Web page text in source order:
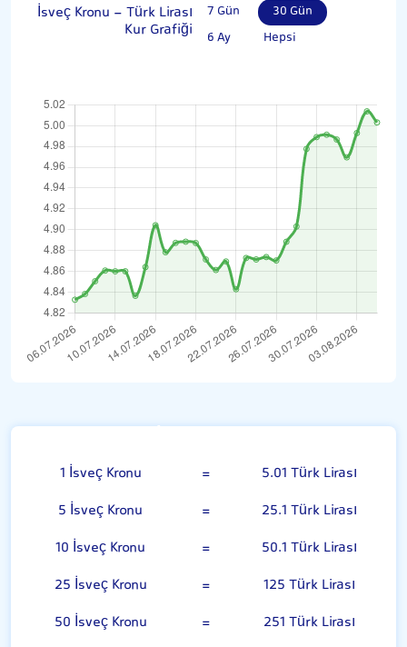
İsveç Kronu - Türk Lirası
Kur Grafiği
7 Gün
30 Gün
6 Ay
Hepsi
1 İsveç Kronu =
5.01 Türk Lirası
5 İsveç Kronu
=
25.1 Türk Lirası
10 İsveç Kronu
=
50.1 Türk Lirası
25 İsveç Kronu
=
125 Türk Lirası
50 İsveç Kronu
=
251 Türk Lirası